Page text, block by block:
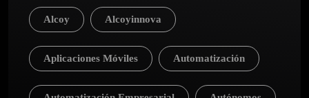
Alcoy Alcoyinnova
Aplicaciones Móviles Automatización